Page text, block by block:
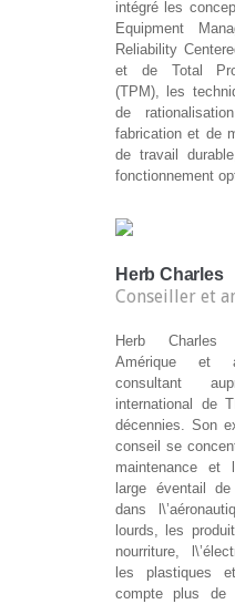
intégré les
Equipment
Reliability
et de Total
(TPM), les
de
fabrication et de
de travail
fonctionnement
Herb Charles
Conseiller et
Herb Charles
Amérique et
consultant
international de
décennies. Son
conseil se
maintenance et
large éventail
dans
lourds, les
nourriture,
les plastiques
compte plus de